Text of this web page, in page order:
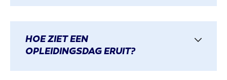
HOE ZIET EEN
OPLEIDINGSDAG ERUIT?